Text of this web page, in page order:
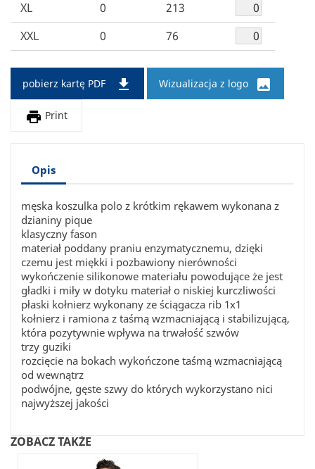
XL
0
213
XXL
0 76
pobierz kartę PDF  Wizualizacja z logo

 Print
Opis
męska koszulka polo z krótkim rękawem wykonana z
dzianiny pique
klasyczny fason
materiał poddany praniu enzymatycznemu, dzięki
czemu jest miękki i pozbawiony nierówności
wykończenie silikonowe materiału powodujące że jest
gładki i miły w dotyku materiał o niskiej kurczliwości
płaski kołnierz wykonany ze ściągacza rib 1x1
kołnierz i ramiona z taśmą wzmacniającą i stabilizującą,
która pozytywnie wpływa na trwałość szwów
trzy guziki
rozcięcie na bokach wykończone taśmą wzmacniającą
od wewnątrz
podwójne, gęste szwy do których wykorzystano nici
najwyższej jakości
ZOBACZ TAKŻE